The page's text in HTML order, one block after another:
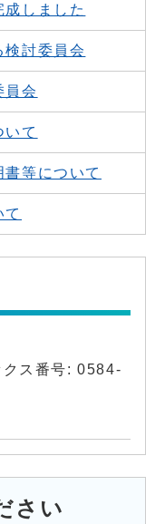
しました
検討委員会
員会
て
等について
ス番号: 0584-
さい